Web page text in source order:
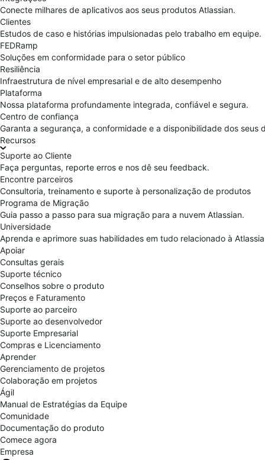
Conecte milhares de aplicativos aos seus produtos Atlassian.
Clientes
Estudos de caso e histórias impulsionadas pelo trabalho em equipe.
FEDRamp
Soluções em conformidade para o setor público
Resiliência
Infraestrutura de nível empresarial e de alto desempenho
Plataforma
Nossa plataforma profundamente integrada, confiável e segura.
Centro de confiança
Garanta a segurança, a conformidade e a disponibilidade dos seus
Recursos
Suporte ao Cliente
Faça perguntas, reporte erros e nos dê seu feedback.
Encontre parceiros
Consultoria, treinamento e suporte à personalização de produtos
Programa de Migração
Guia passo a passo para sua migração para a nuvem Atlassian.
Universidade
Aprenda e aprimore suas habilidades em tudo relacionado à
Apoiar
Consultas gerais
Suporte técnico
Conselhos sobre o produto
Preços e Faturamento
Suporte ao parceiro
Suporte ao desenvolvedor
Suporte Empresarial
Compras e Licenciamento
Aprender
Gerenciamento de projetos
Colaboração em projetos
Ágil
Manual de Estratégias da Equipe
Comunidade
Documentação do produto
Comece agora
Empresa